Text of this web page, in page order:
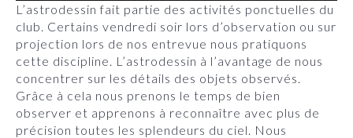
L’astrodessin fait partie des activités ponctuelles du
club. Certains vendredi soir lors d’observation ou sur
projection lors de nos entrevue nous pratiquons
cette discipline. L’astrodessin à l’avantage de nous
concentrer sur les détails des objets observés.
Grâce à cela nous prenons le temps de bien
observer et apprenons à reconnaître avec plus de
précision toutes les splendeurs du ciel. Nous